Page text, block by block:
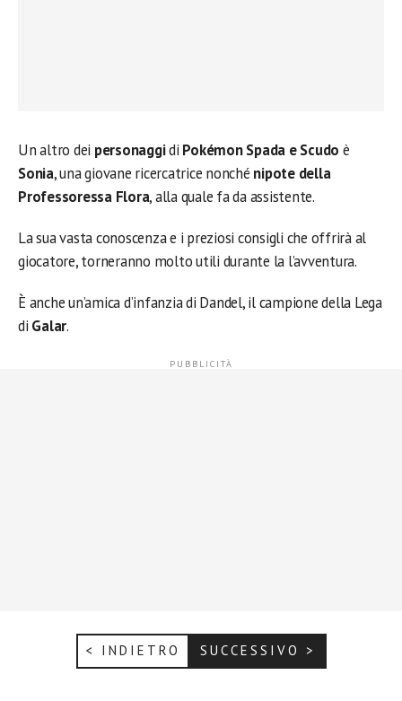
Un altro dei personaggidi Pokémon Spada e Scudo è
Sonia, una giovane ricercatrice nonché nipote della
Professoressa Flora, alla quale fa da assistente.
La sua vasta conoscenza e i preziosi consigli che offrirà al
giocatore, torneranno molto utili durante la l’avventura.
È anche un’amica d’infanzia di Dandel, il campione della Lega
di Galar.
< INDIETRO SUCCESSIVO >